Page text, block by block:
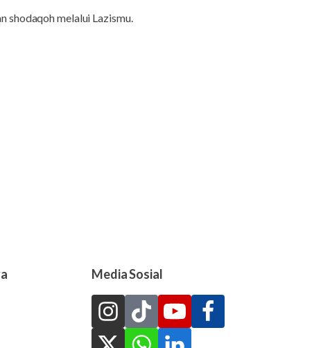
shodaqoh melalui Lazismu.
Media Sosial